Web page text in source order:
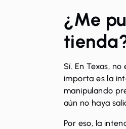
¿Me
Sí. En Texas,
importa es la
manipulando
aún no haya
Por eso, la